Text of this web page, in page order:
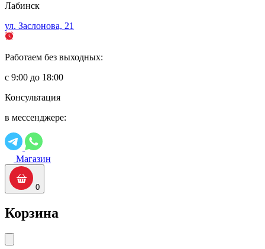
Лабинск
ул. Заслонова, 21
Работаем без выходных:
с 9:00 до 18:00
Консультация
в мессенджере:
Магазин
0
Корзина